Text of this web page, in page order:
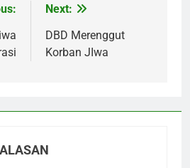
Next:
DBD Merenggut
Korban JIwa